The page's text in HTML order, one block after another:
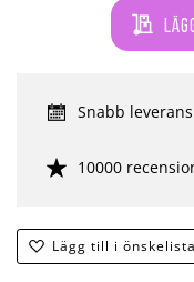
Lägg till i önskelista
Snabb leverans
10000